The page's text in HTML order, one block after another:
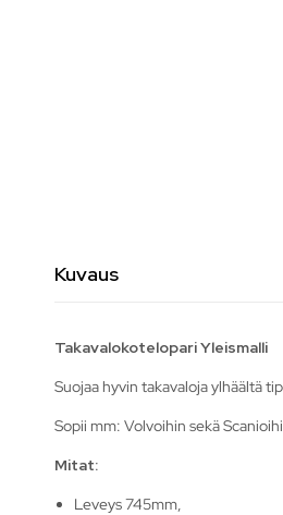
Kuvaus
Takavalokotelopari Yleismalli
Suojaa hyvin takavaloja ylhäältä
Sopii mm: Volvoihin sekä
Mitat:
Leveys 745mm,